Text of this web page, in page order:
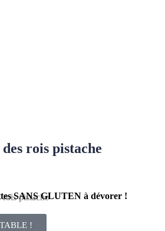
rois pistache
rois pistache
SANS GLUTEN à dévorer !
!